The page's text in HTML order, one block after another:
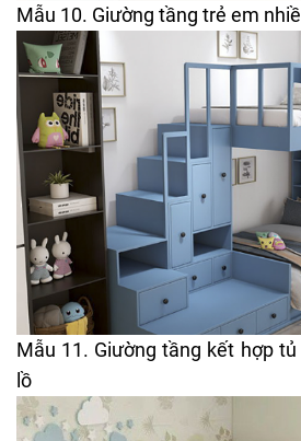
Mẫu 10. Giường tầng trẻ em
Mẫu 11. Giường tầng kết hợp
lồ